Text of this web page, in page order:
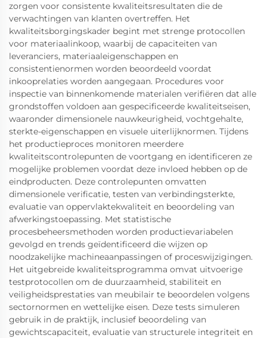
zorgen voor consistente kwaliteitsresultaten die de
verwachtingen van klanten overtreffen. Het
kwaliteitsborgingskader begint met strenge protocollen
voor materiaalinkoop, waarbij de capaciteiten van
leveranciers, materiaaleigenschappen en
consistentienormen worden beoordeeld voordat
inkooprelaties worden aangegaan. Procedures voor
inspectie van binnenkomende materialen verifiëren dat alle
grondstoffen voldoen aan gespecificeerde kwaliteitseisen,
waaronder dimensionele nauwkeurigheid, vochtgehalte,
sterkte-eigenschappen en visuele uiterlijknormen. Tijdens
het productieproces monitoren meerdere
kwaliteitscontrolepunten de voortgang en identificeren ze
mogelijke problemen voordat deze invloed hebben op de
eindproducten. Deze controlepunten omvatten
dimensionele verificatie, testen van verbindingsterkte,
evaluatie van oppervlaktekwaliteit en beoordeling van
afwerkingstoepassing. Met statistische
procesbeheersmethoden worden productievariabelen
gevolgd en trends geïdentificeerd die wijzen op
noodzakelijke machineaanpassingen of proceswijzigingen.
Het uitgebreide kwaliteitsprogramma omvat uitvoerige
testprotocollen om de duurzaamheid, stabiliteit en
veiligheidsprestaties van meubilair te beoordelen volgens
sectornormen en wettelijke eisen. Deze tests simuleren
gebruik in de praktijk, inclusief beoordeling van
gewichtscapaciteit, evaluatie van structurele integriteit en